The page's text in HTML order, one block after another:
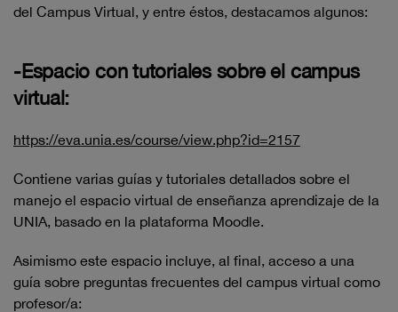
del Campus Virtual, y entre éstos, destacamos algunos:
-Espacio con tutoriales sobre el campus
virtual:
https://eva.unia.es/course/view.php?id=2157
Contiene varias guías y tutoriales detallados sobre el
manejo el espacio virtual de enseñanza aprendizaje de la
UNIA, basado en la plataforma Moodle.
Asimismo este espacio incluye, al final, acceso a una
guía sobre preguntas frecuentes del campus virtual como
profesor/a: